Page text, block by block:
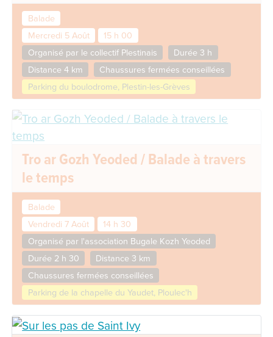
Balade
Mercredi 5 Août
15 h 00
Organisé par le collectif Plestinais
Durée 3 h
Distance 4 km
Chaussures fermées conseillées
Parking du boulodrome, Plestin-les-Grèves
Tro ar Gozh Yeoded / Balade à travers
le temps
Balade
Vendredi 7 Août
14 h 30
Organisé par l'association Bugale Kozh Yeoded
Durée 2 h 30
Distance 3 km
Chaussures fermées conseillées
Parking de la chapelle du Yaudet, Ploulec'h